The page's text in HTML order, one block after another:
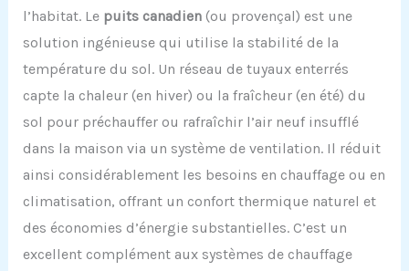
l’habitat. Le puits canadien(ou provençal) est une
solution ingénieuse qui utilise la stabilité de la
température du sol. Un réseau de tuyaux enterrés
capte la chaleur (en hiver) ou la fraîcheur (en été) du
sol pour préchauffer ou rafraîchir l’air neuf insufflé
dans la maison via un système de ventilation. Il réduit
ainsi considérablement les besoins en chauffage ou en
climatisation, offrant un confort thermique naturel et
des économies d’énergie substantielles. C’est un
excellent complément aux systèmes de chauffage